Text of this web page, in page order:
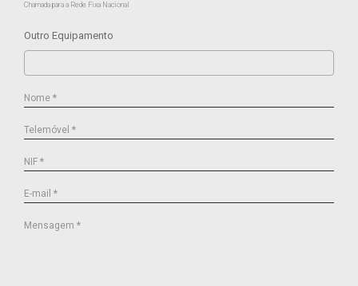
Chamada para a Rede Fixa Nacional
Outro Equipamento
Nome *
Telemóvel *
NIF *
E-mail *
Mensagem *